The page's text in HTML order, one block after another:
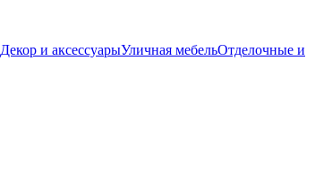
Декор и аксессуарыУличная мебельОтделочные и